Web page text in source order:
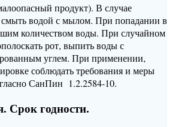
продукт). В случае
водой с мылом. При попадании в
количеством воды. При случайном
рот, выпить воды с
углем. При применении,
соблюдать требования и меры
СанПин 1.2.2584-10.
Срок годности.